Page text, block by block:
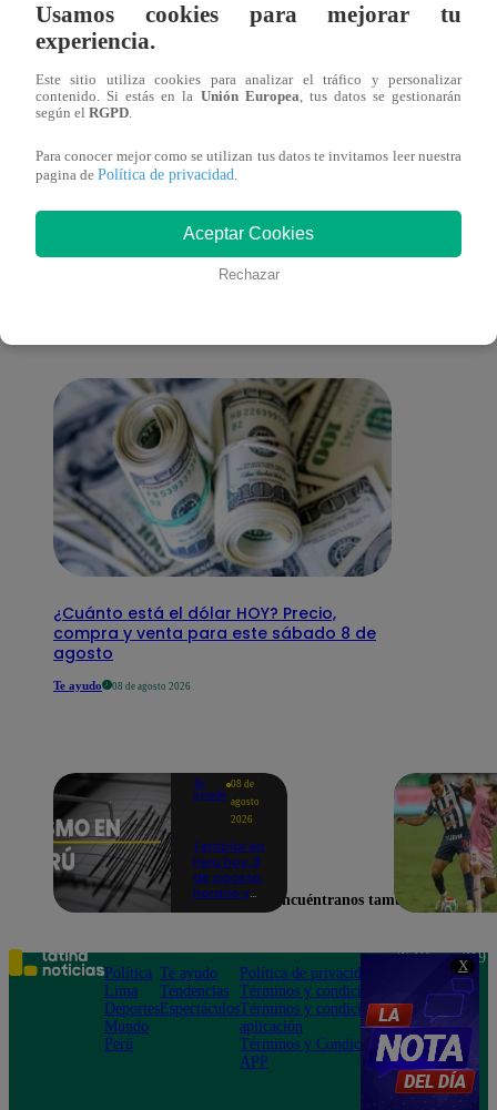
X
Valentina Valiente capítulo 43: ¡Dolores
toma una difícil decisión por el futuro de
sus nietos!
También te puede
¿Cuánto está el dólar HOY? Precio,
compra y venta para este sábado 8 de
agosto
Te ayudo 08 de agosto 2026
Te
ayudo
08 de
agosto
2026
Temblor en
Perú hoy, 8
de agosto:
horario y
según IGP
Usamos cookies para mejorar tu
experiencia.
Este sitio utiliza cookies para analizar el tráfico y personalizar
contenido. Si estás en la Unión Europea, tus datos se gestionarán
según el RGPD.
Para conocer mejor como se utilizan tus datos te invitamos leer nuestra
pagina de Política de privacidad.
Aceptar Cookies
Rechazar
Encuéntranos también en
Política
Lima
Deportes
Mundo
Perú
Te ayudo
Tendencias
Espectáculos
Política de privacidad
Términos y condiciones
Términos y condiciones
aplicación
Términos y Condiciones
APP
Teléfono: 219
Av. San
Felipe 968
Jesús María